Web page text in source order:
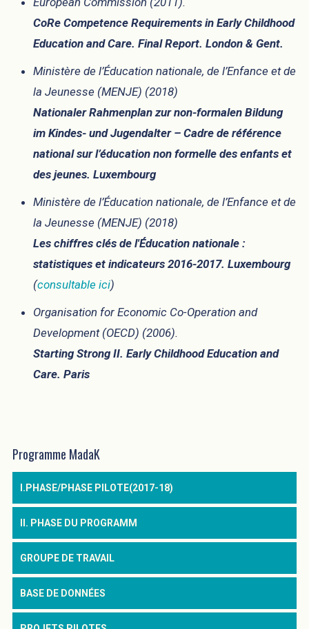
CoRe Competence Requirements in Early Childhood
Education and Care. Final Report. London & Gent.
Ministère de l’Éducation nationale, de l’Enfance et de
la Jeunesse (MENJE) (2018)
Nationaler Rahmenplan zur non-formalen Bildung
im Kindes- und Jugendalter – Cadre de référence
national sur l’éducation non formelle des enfants et
des jeunes. Luxembourg
Ministère de l’Éducation nationale, de l’Enfance et de
la Jeunesse (MENJE) (2018)
Les chiffres clés de l'Éducation nationale :
statistiques et indicateurs 2016-2017. Luxembourg
(consultable ici)
Organisation for Economic Co-Operation and
Development (OECD) (2006).
Starting Strong II. Early Childhood Education and
Care. Paris
Programme MadaK
I.PHASE/PHASE PILOTE(2017-18)
II. PHASE DU PROGRAMM
GROUPE DE TRAVAIL
BASE DE DONNÉES